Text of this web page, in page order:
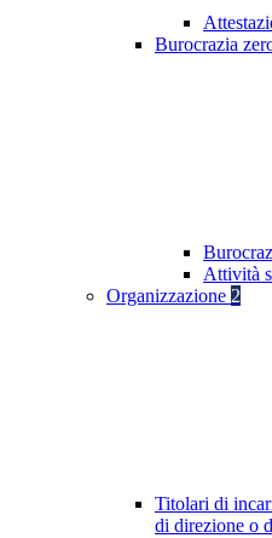
Burocrazia
Attività
Organizzazione 2
Titolari di
di direzione o